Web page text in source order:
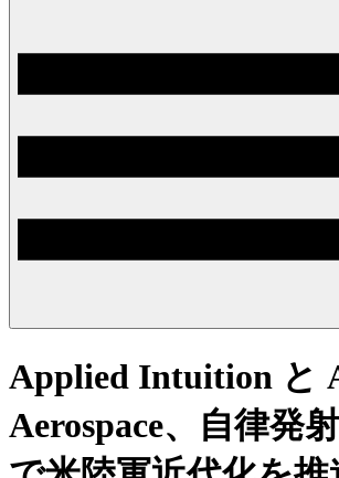
Applied Intuition と
Aerospace、自律発